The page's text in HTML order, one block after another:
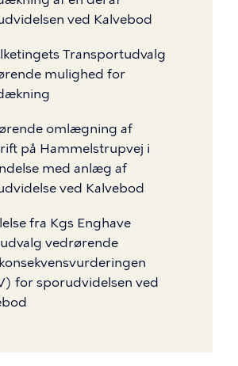
ved Kalvebod
Transportudvalg
mulighed for
omlægning af
på Hammelstrupvej i
med anlæg af
ved Kalvebod
fra Kgs Enghave
vedrørende
for sporudvidelsen ved